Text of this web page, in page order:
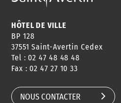
HÔTEL DE VILLE
BP 128
37551 Saint-Avertin Cedex
Tel : 02 47 48 48 48
Fax : 02 47 27 10 33
NOUS CONTACTER